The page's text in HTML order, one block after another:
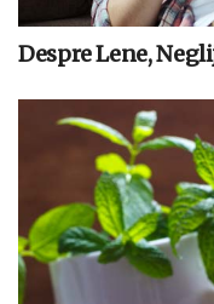
Despre Lene,